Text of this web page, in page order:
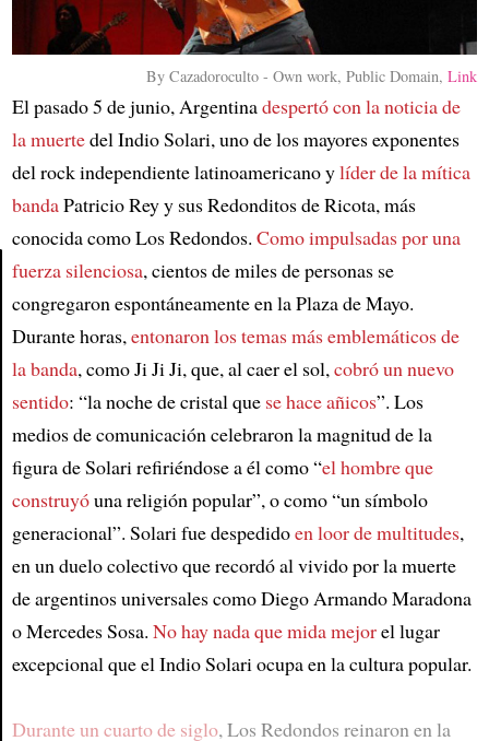
Article
By Cazadoroculto - Own work, Public Domain,Link
El pasado 5 de junio, Argentinadespertó con la noticia de
la muertedel Indio Solari, uno de los mayores exponentes
del rock independiente latinoamericano ylíder de la mítica
bandaPatricio Rey y sus Redonditos de Ricota, más
conocida como Los Redondos. Como impulsadas por una
fuerza silenciosa, cientos de miles de personas se
congregaron espontáneamente en la Plaza de Mayo.
Durante horas,entonaron los temas más emblemáticos de
la banda, como Ji Ji Ji, que, al caer el sol,cobró un nuevo
sentido: “la noche de cristal que se hace añicos”. Los
medios de comunicación celebraron la magnitud de la
figura de Solari refiriéndose a él como “el hombre que
construyóuna religión popular”, o como “un símbolo
generacional”. Solari fue despedidoen loor de multitudes,
en un duelo colectivo que recordó al vivido por la muerte
de argentinos universales como Diego Armando Maradona
o Mercedes Sosa. No hay nada que mida mejorel lugar
excepcional que el Indio Solari ocupa en la cultura popular.
Durante un cuarto de siglo, Los Redondos reinaron en la